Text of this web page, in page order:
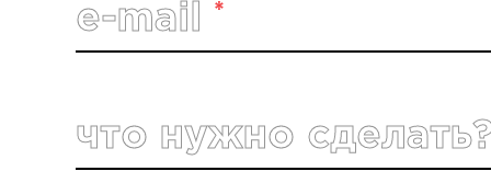
e-mail *
что нужно